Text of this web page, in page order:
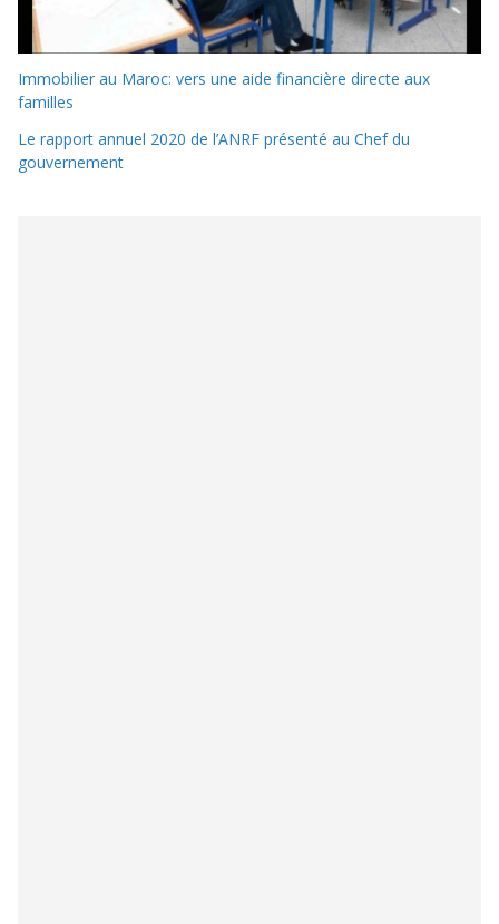
Immobilier au Maroc: vers une aide financière directe aux
familles
Le rapport annuel 2020 de l’ANRF présenté au Chef du
gouvernement